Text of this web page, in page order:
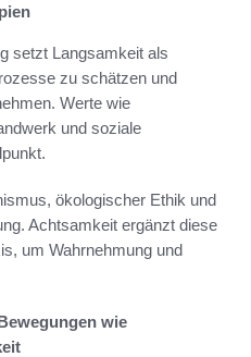
setzt Langsamkeit als
zu schätzen und
Werte wie
und soziale
ökologischer Ethik und
Achtsamkeit ergänzt diese
um Wahrnehmung und
wie